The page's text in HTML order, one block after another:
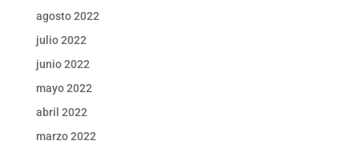
agosto 2022
julio 2022
junio 2022
mayo 2022
abril 2022
marzo 2022